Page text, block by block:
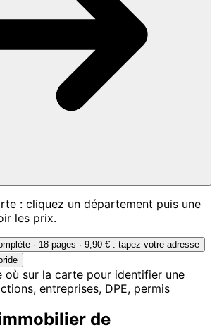
: cliquez un département puis une
les prix.
· 18 pages · 9,90 € : tapez votre adresse
où sur la carte pour identifier une
entreprises, DPE, permis
de